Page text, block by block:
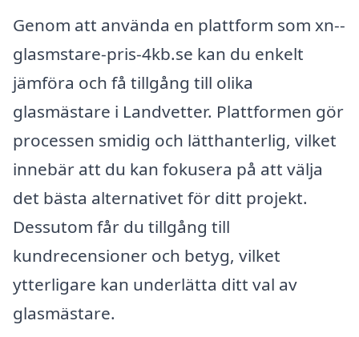
Genom att använda en plattform som xn--
glasmstare-pris-4kb.se kan du enkelt
jämföra och få tillgång till olika
glasmästare i Landvetter. Plattformen gör
processen smidig och lätthanterlig, vilket
innebär att du kan fokusera på att välja
det bästa alternativet för ditt projekt.
Dessutom får du tillgång till
kundrecensioner och betyg, vilket
ytterligare kan underlätta ditt val av
glasmästare.